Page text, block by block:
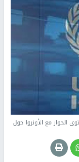
الحوار مع الأونروا حول